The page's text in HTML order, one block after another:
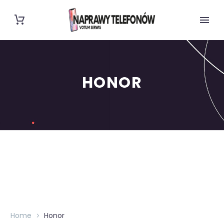
HONOR
Home Honor